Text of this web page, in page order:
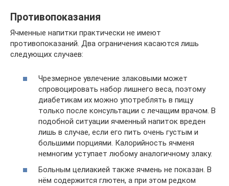
Противопоказания
Ячменные напитки практически не имеют
противопоказаний. Два ограничения касаются лишь
следующих случаев:
Чрезмерное увлечение злаковыми может
спровоцировать набор лишнего веса, поэтому
диабетикам их можно употреблять в пищу
только после консультации с лечащим врачом. В
подобной ситуации ячменный напиток вреден
лишь в случае, если его пить очень густым и
большими порциями. Калорийность ячменя
немногим уступает любому аналогичному злаку.
Больным целиакией также ячмень не показан. В
нём содержится глютен, а при этом редком